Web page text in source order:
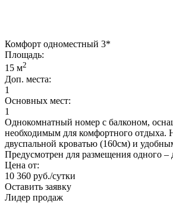
Комфорт одноместный 3*
Площадь:
15 м2
Доп. места:
1
Основных мест:
1
Однокомнатный номер с балконом,
необходимым для комфортного отдыха.
двуспальной кроватью (160см) и
Предусмотрен для размещения одного –
Цена от:
10 360 руб./сутки
Оставить заявку
Лидер продаж